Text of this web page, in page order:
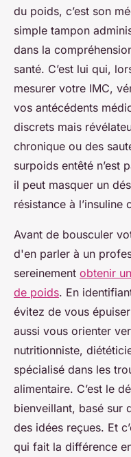
du poids, c’est son
simple tampon
dans la
santé. C’est lui qui,
mesurer votre IMC,
vos antécédents
discrets mais
chronique ou des
surpoids entêté n’est
il peut masquer un
résistance à
Avant de bousculer
d'en parler à un
sereinement obtenir
de poids. En
évitez de vous
aussi vous orienter
nutritionniste,
spécialisé dans les
alimentaire. C’est le
bienveillant, basé sur
des idées reçues. Et
qui fait la différence